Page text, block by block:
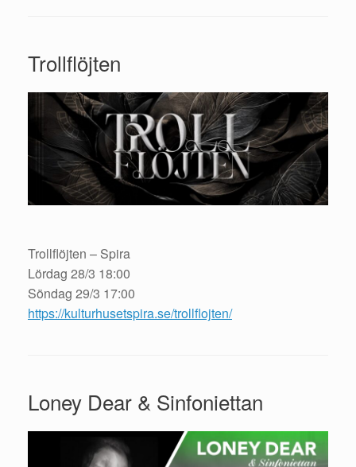
Trollflöjten
Trollflöjten – Spira
Lördag 28/3 18:00
Söndag 29/3 17:00
https://kulturhusetspira.se/trollflojten/
Loney Dear & Sinfoniettan